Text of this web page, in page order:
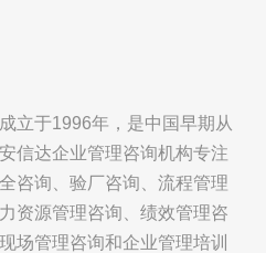
立于1996年，是中国早期从
信达企业管理咨询机构专注
咨询、验厂咨询、流程管理
资源管理咨询、绩效管理咨
场管理咨询和企业管理培训